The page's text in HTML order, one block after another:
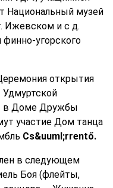
Национальный музей
Ижевском и с д.
угорского
открытия
Удмуртской
в Доме Дружбы
участие Дом танца
Cs&uuml;rrentő.
в следующем
Боя (флейты,